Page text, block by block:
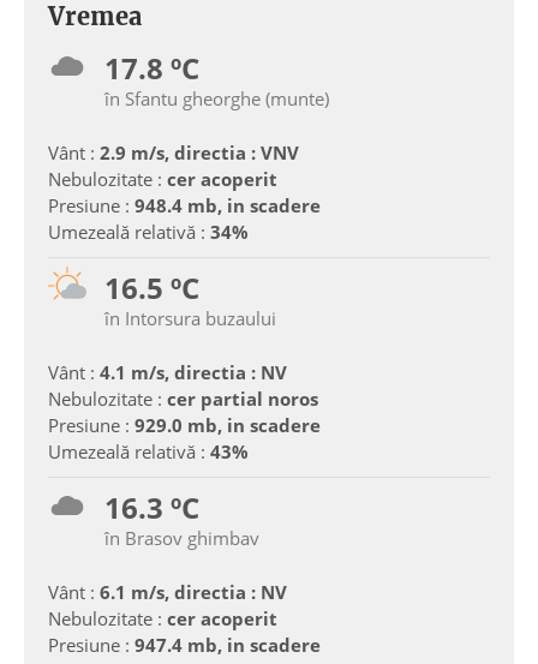
Vremea
17.8 ºC
în Sfantu gheorghe (munte)
Vânt : 2.9 m/s, directia : VNV
Nebulozitate : cer acoperit
Presiune : 948.4 mb, in scadere
Umezeală relativă : 34%
16.5 ºC
în Intorsura buzaului
Vânt : 4.1 m/s, directia : NV
Nebulozitate : cer partial noros
Presiune : 929.0 mb, in scadere
Umezeală relativă : 43%
16.3 ºC
în Brasov ghimbav
Vânt : 6.1 m/s, directia : NV
Nebulozitate : cer acoperit
Presiune : 947.4 mb, in scadere